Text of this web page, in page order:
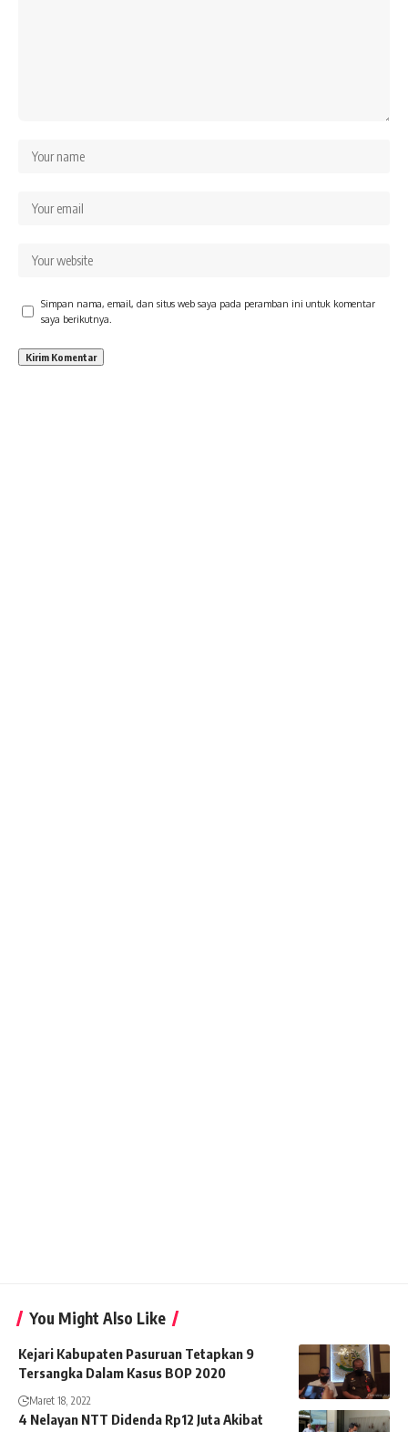
Simpan nama, email, dan situs web saya pada peramban ini untuk komentar
saya berikutnya.
You Might Also Like
Kejari Kabupaten Pasuruan Tetapkan 9
Tersangka Dalam Kasus BOP 2020
Maret 18, 2022
4 Nelayan NTT Didenda Rp12 Juta Akibat